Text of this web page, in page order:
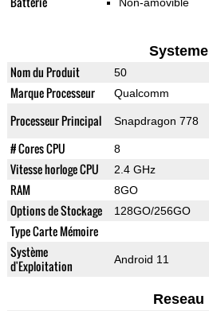
Systeme
Nom du Produit 50
Marque Processeur Qualcomm
Processeur Principal Snapdragon 778
# Cores CPU 8
Vitesse horloge CPU 2.4 GHz
RAM 8GO
Options de Stockage 128GO/256GO
Type Carte Mémoire
Système
d'Exploitation
Android 11
Reseau